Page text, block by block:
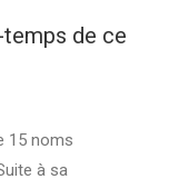
de ce
15 noms
à sa